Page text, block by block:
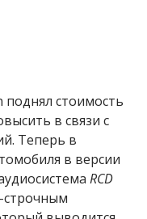
стоимость
в связи с
Теперь в
в версии
RCD
-строчным